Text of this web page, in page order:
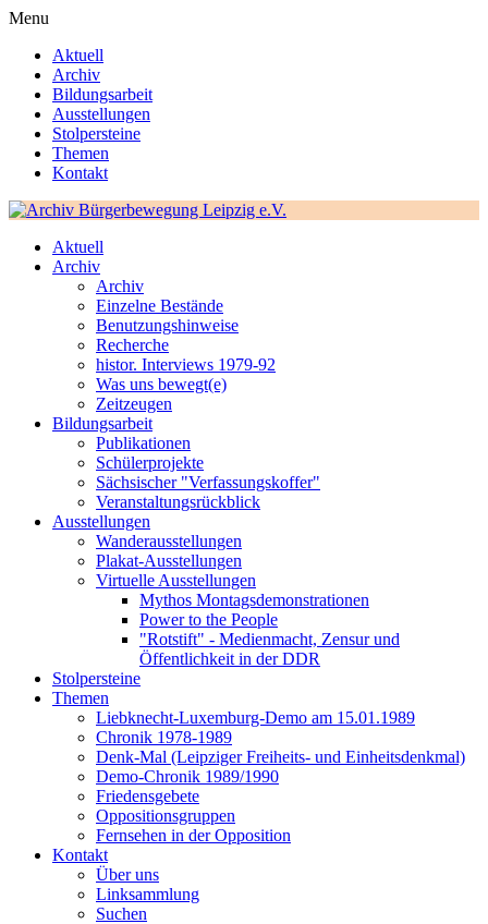
Menu
Aktuell
Archiv
Bildungsarbeit
Ausstellungen
Stolpersteine
Themen
Kontakt
Aktuell
Archiv
Archiv
Einzelne Bestände
Benutzungshinweise
Recherche
histor. Interviews 1979-92
Was uns bewegt(e)
Zeitzeugen
Bildungsarbeit
Publikationen
Schülerprojekte
Sächsischer "Verfassungskoffer"
Veranstaltungsrückblick
Ausstellungen
Wanderausstellungen
Plakat-Ausstellungen
Virtuelle Ausstellungen
Mythos Montagsdemonstrationen
Power to the People
"Rotstift" - Medienmacht, Zensur und
Öffentlichkeit in der DDR
Stolpersteine
Themen
Liebknecht-Luxemburg-Demo am 15.01.1989
Chronik 1978-1989
Denk-Mal (Leipziger Freiheits- und Einheitsdenkmal)
Demo-Chronik 1989/1990
Friedensgebete
Oppositionsgruppen
Fernsehen in der Opposition
Kontakt
Über uns
Linksammlung
Suchen